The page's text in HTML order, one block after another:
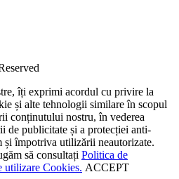
îți exprimi acordul cu privire la
și alte tehnologii similare în scopul
conținutului nostru, în vederea
de publicitate și a protecției anti-
și împotriva utilizării neautorizate.
să consultați Politica de
utilizare Cookies. ACCEPT